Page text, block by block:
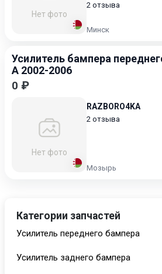
Нет фото
2 отзыва
Минск
Усилитель бампера
A 2002-2006
0 ₽
Нет фото
RAZBORO4KA
2 отзыва
Мозырь
Категории запчастей
Усилитель переднего бампера
Усилитель заднего бампера